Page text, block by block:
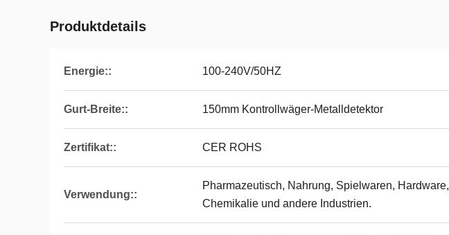
Produktdetails
Energie:: 100-240V/50HZ
Gurt-Breite:: 150mm Kontrollwäger-Metalldetektor
Zertifikat:: CER ROHS
Verwendung::
Pharmazeutisch, Nahrung, Spielwaren, Hardware,
Chemikalie und andere Industrien.